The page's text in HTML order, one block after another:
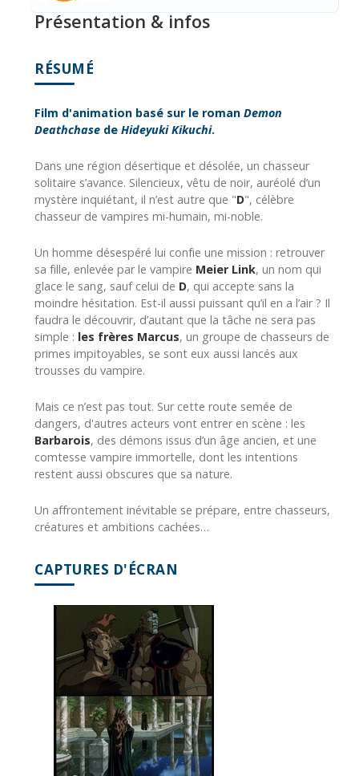
Présentation & infos
RÉSUMÉ
Film d'animation basé sur le roman Demon
Deathchase de Hideyuki Kikuchi.
Dans une région désertique et désolée, un chasseur
solitaire s’avance. Silencieux, vêtu de noir, auréolé d’un
mystère inquiétant, il n’est autre que "D", célèbre
chasseur de vampires mi-humain, mi-noble.
Un homme désespéré lui confie une mission : retrouver
sa fille, enlevée par le vampire Meier Link, un nom qui
glace le sang, sauf celui de D, qui accepte sans la
moindre hésitation. Est-il aussi puissant qu’il en a l’air ? Il
faudra le découvrir, d’autant que la tâche ne sera pas
simple : les frères Marcus, un groupe de chasseurs de
primes impitoyables, se sont eux aussi lancés aux
trousses du vampire.
Mais ce n’est pas tout. Sur cette route semée de
dangers, d'autres acteurs vont entrer en scène : les
Barbarois, des démons issus d’un âge ancien, et une
comtesse vampire immortelle, dont les intentions
restent aussi obscures que sa nature.
Un affrontement inévitable se prépare, entre chasseurs,
créatures et ambitions cachées…
CAPTURES D'ÉCRAN